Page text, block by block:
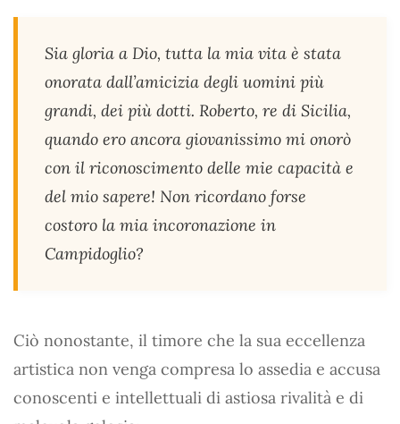
Sia gloria a Dio, tutta la mia vita è stata
onorata dall’amicizia degli uomini più
grandi, dei più dotti. Roberto, re di Sicilia,
quando ero ancora giovanissimo mi onorò
con il riconoscimento delle mie capacità e
del mio sapere! Non ricordano forse
costoro la mia incoronazione in
Campidoglio?
Ciò nonostante, il timore che la sua eccellenza
artistica non venga compresa lo assedia e accusa
conoscenti e intellettuali di astiosa rivalità e di